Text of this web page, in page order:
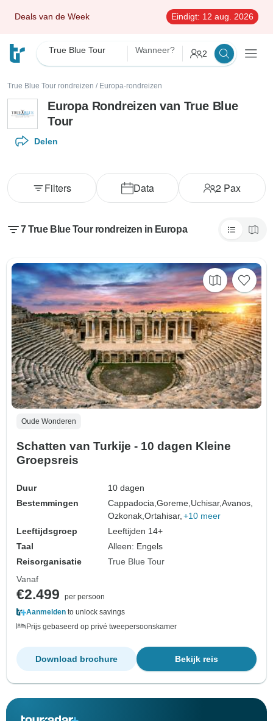
Deals van de Week Eindigt: 12 aug. 2026
True Blue Tour Wanneer? 2
True Blue Tour rondreizen / Europa-rondreizen
Europa Rondreizen van True Blue
Tour
Delen
Data 2 Pax
Filters
7 True Blue Tour rondreizen in Europa
Oude Wonderen
Schatten van Turkije - 10 dagen Kleine
Groepsreis
Duur
10 dagen
Bestemmingen
Cappadocia,Goreme, Uchisar,Avanos,
Ozkonak,Ortahisar, +10 meer
Leeftijdsgroep
Leeftijden 14+
Taal
Alleen: Engels
Reisorganisatie
True Blue Tour
Vanaf
€2.499
per persoon
Aanmelden to unlock savings
Prijs gebaseerd op privé tweepersoonskamer
Bekijk reis
Download brochure